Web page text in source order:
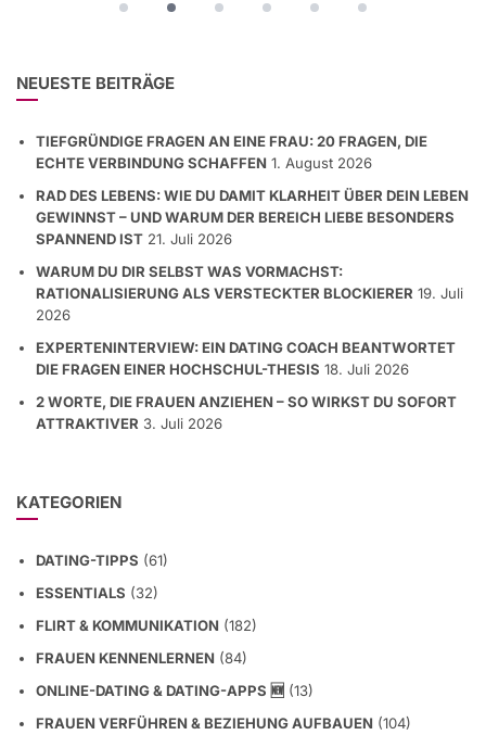
NEUESTE BEITRÄGE
TIEFGRÜNDIGE FRAGEN AN EINE FRAU: 20 FRAGEN, DIE
ECHTE VERBINDUNG SCHAFFEN 1. August 2026
RAD DES LEBENS: WIE DU DAMIT KLARHEIT ÜBER DEIN LEBEN
GEWINNST – UND WARUM DER BEREICH LIEBE BESONDERS
SPANNEND IST 21. Juli 2026
WARUM DU DIR SELBST WAS VORMACHST:
RATIONALISIERUNG ALS VERSTECKTER BLOCKIERER 19. Juli
2026
EXPERTENINTERVIEW: EIN DATING COACH BEANTWORTET
DIE FRAGEN EINER HOCHSCHUL-THESIS 18. Juli 2026
2 WORTE, DIE FRAUEN ANZIEHEN – SO WIRKST DU SOFORT
ATTRAKTIVER 3. Juli 2026
KATEGORIEN
DATING-TIPPS (61)
ESSENTIALS (32)
FLIRT & KOMMUNIKATION (182)
FRAUEN KENNENLERNEN (84)
ONLINE-DATING & DATING-APPS 🆕 (13)
FRAUEN VERFÜHREN & BEZIEHUNG AUFBAUEN (104)